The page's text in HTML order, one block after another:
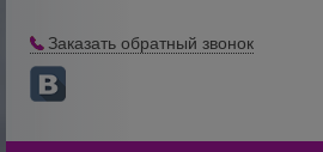
Заказать обратный звонок